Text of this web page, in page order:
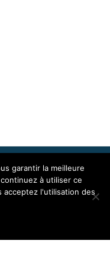
par
garantir la meilleure
à utiliser ce
acceptez l'utilisation des